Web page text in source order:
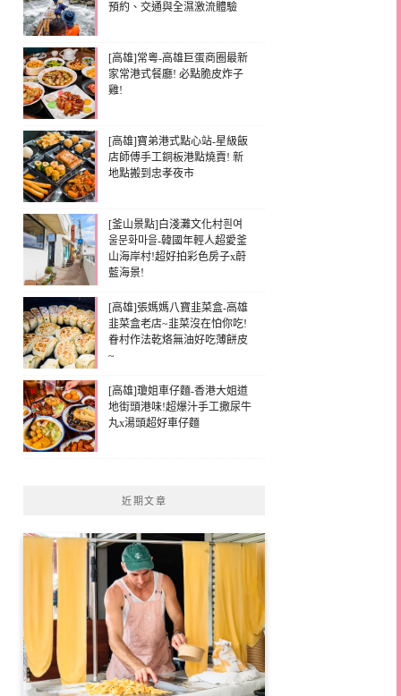
預約、交通與全濕激流體驗
[高雄]常粵-高雄巨蛋商圈最新
家常港式餐廳! 必點脆皮炸子
雞!
[高雄]寶弟港式點心站-星級飯
店師傅手工銅板港點燒賣! 新
地點搬到忠孝夜市
[釜山景點]白淺灘文化村흰여
울문화마을-韓國年輕人超愛釜
山海岸村!超好拍彩色房子x蔚
藍海景!
[高雄]張媽媽八寶韭菜盒-高雄
韭菜盒老店~韭菜沒在怕你吃!
眷村作法乾烙無油好吃薄餅皮
~
[高雄]瓊姐車仔麵-香港大姐道
地街頭港味!超爆汁手工撒尿牛
丸x湯頭超好車仔麵
近期文章